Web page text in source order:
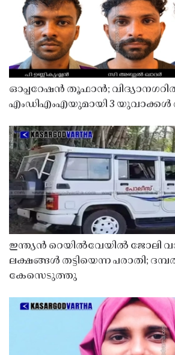
ഓപ്പറേഷൻ തൂഫാൻ;
എംഡിഎംഎയുമായി 3 യുവാക്കൾ
ഇന്ത്യൻ റെയിൽവേയിൽ ജോലി
ലക്ഷങ്ങൾ തട്ടിയെന്ന പരാതി;
കേസെടുത്തു